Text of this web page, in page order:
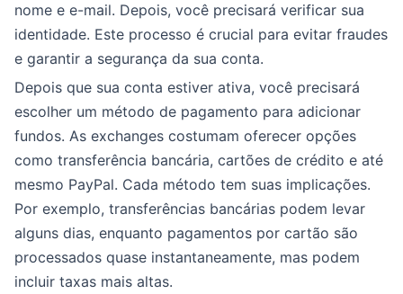
nome e e-mail. Depois, você precisará verificar sua
identidade. Este processo é crucial para evitar fraudes
e garantir a segurança da sua conta.
Depois que sua conta estiver ativa, você precisará
escolher um método de pagamento para adicionar
fundos. As exchanges costumam oferecer opções
como transferência bancária, cartões de crédito e até
mesmo PayPal. Cada método tem suas implicações.
Por exemplo, transferências bancárias podem levar
alguns dias, enquanto pagamentos por cartão são
processados quase instantaneamente, mas podem
incluir taxas mais altas.